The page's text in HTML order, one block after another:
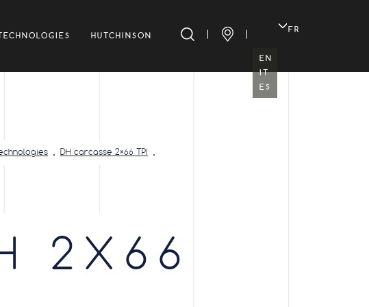
HUTCHINSON
FR
EN
IT
ES
DH carcasse 2×66 TPI
2X66